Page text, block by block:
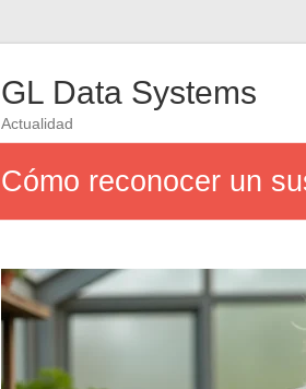
GL Data Systems
Actualidad
Cómo reconocer un